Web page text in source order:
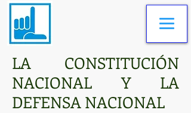
LA CONSTITUCIÓN
NACIONAL Y LA
DEFENSA NACIONAL